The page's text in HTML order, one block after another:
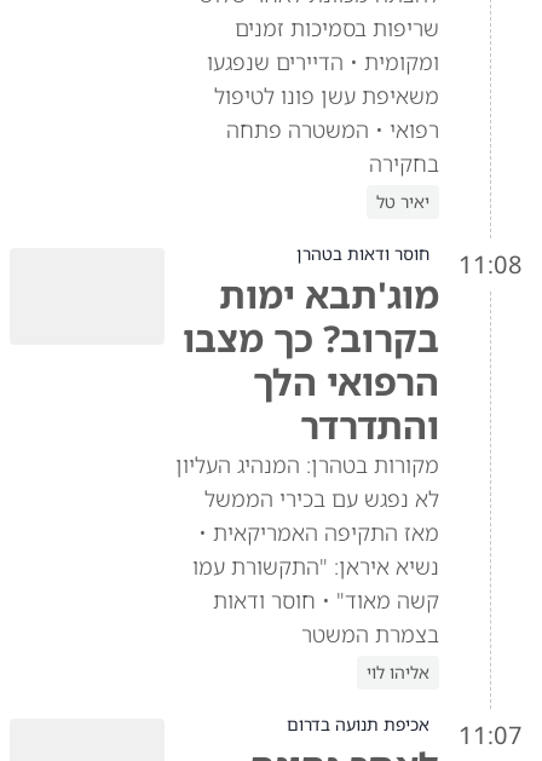
שריפות בסמיכות זמנים
ומקומית • הדיירים שנפגעו
משאיפת עשן פונו לטיפול
רפואי • המשטרה פתחה
בחקירה
יאיר טל
11:08 חוסר ודאות בטהרן
מוג'תבא ימות
בקרוב? כך מצבו
הרפואי הלך
והתדרדר
מקורות בטהרן: המנהיג העליון
לא נפגש עם בכירי הממשל
מאז התקיפה האמריקאית •
נשיא איראן: "התקשורת עמו
קשה מאוד" • חוסר ודאות
בצמרת המשטר
אליהו לוי
11:07 אכיפת תנועה בדרום